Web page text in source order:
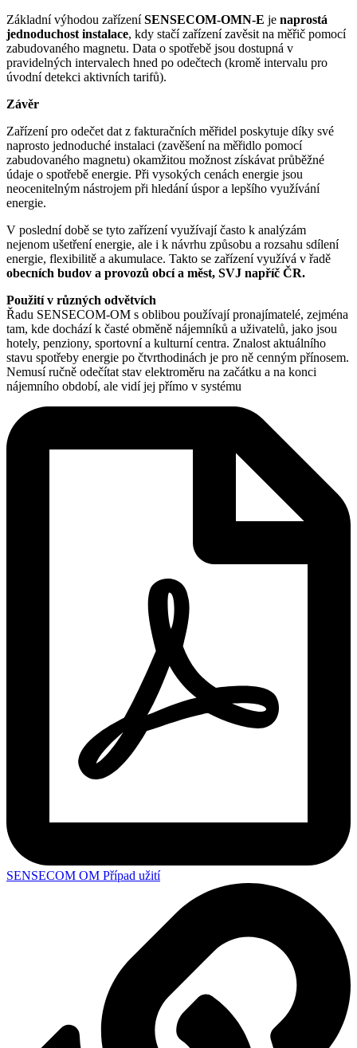
Základní výhodou zařízeníSENSECOM-OMN-E je naprostá
jednoduchost instalace, kdy stačí zařízení zavěsit na měřič pomocí
zabudovaného magnetu. Data o spotřebě jsou dostupná v
pravidelných intervalech hned po odečtech (kromě intervalu pro
úvodní detekci aktivních tarifů).
Závěr
Zařízení pro odečet dat z fakturačních měřidel poskytuje díky své
naprosto jednoduché instalaci (zavěšení na měřidlo pomocí
zabudovaného magnetu) okamžitou možnost získávat průběžné
údaje o spotřebě energie. Při vysokých cenách energie jsou
neocenitelným nástrojem při hledání úspor a lepšího využívání
energie.
V poslední době se tyto zařízení využívají často k analýzám
nejenom ušetření energie, ale i k návrhu způsobu a rozsahu sdílení
energie, flexibilitě a akumulace. Takto se zařízení využívá v řadě
obecních budov a provozů obcí a měst, SVJ napříč ČR.
Použití v různých odvětvích
Řadu SENSECOM-OM s oblibou používají pronajímatelé, zejména
tam, kde dochází k časté obměně nájemníků a uživatelů, jako jsou
hotely, penziony, sportovní a kulturní centra. Znalost aktuálního
stavu spotřeby energie po čtvrthodinách je pro ně cenným přínosem.
Nemusí ručně odečítat stav elektroměru na začátku a na konci
nájemního období, ale vidí jej přímo v systému
SENSECOM OM Případ užití